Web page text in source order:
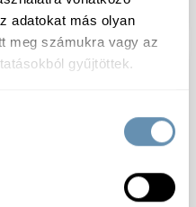
adatokat más olyan
meg számukra vagy az
gyűjtöttek.
cca5kg/#